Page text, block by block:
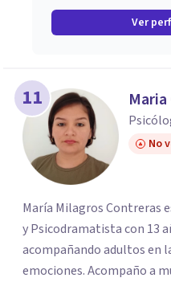
Ver
11
No
María Milagros Contreras
y Psicodramatista con 13
acompañando adultos en
emociones. Acompaño a